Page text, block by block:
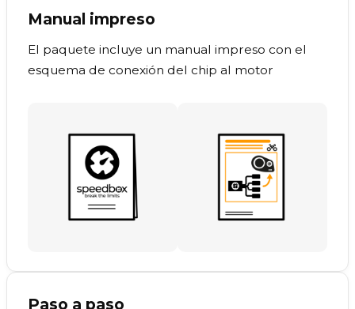
Manual impreso
El paquete incluye un manual impreso con el
esquema de conexión del chip al motor
Paso a paso